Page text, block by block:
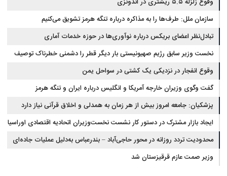
سازمان ملل: طرف‌ها را به مذاکره درباره تنگه هرمز تشویق می‌کنیم
تبادل‌نظر اعضای بریکس درباره نوآوری‌ها در حوزه خدمات آماری
نخست وزیر سابق رژیم صهیونیستی بار دیگر قطر را دشمنی خطرناک توصیف
کردوقوع انفجار در نزدیکی یک کشتی در سواحل یمن
گفت وگوی وزیران خارجه آمریکا و انگلیس درباره ایران و تنگه هرمز
پزشکیان: جامعه امروز بیش از هر زمان به همدلی و اخلاق قرآنی نیاز دارد
ایجاد بازار مشترک در دستور کار نشست نخست‌وزیران اتحادیه اقتصادی اوراسیا
محدودیت تردد روزانه در محور حاجی‌آباد – بندرعباس به‌دلیل عملیات جاده‌ای
وزیر صمت عازم قرقیزستان شد